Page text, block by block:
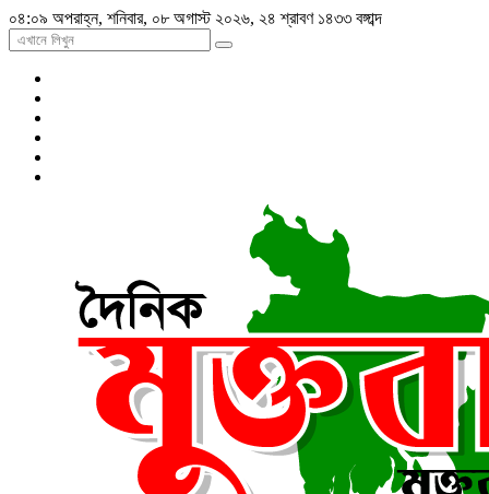
০৪:০৯ অপরাহ্ন, শনিবার, ০৮ অগাস্ট ২০২৬, ২৪ শ্রাবণ ১৪৩৩ বঙ্গাব্দ